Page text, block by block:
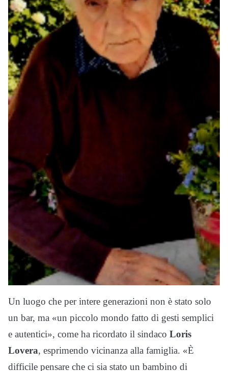
Un luogo che per intere generazioni non è stato solo
un bar, ma «un piccolo mondo fatto di gesti semplici
e autentici», come ha ricordato il sindaco Loris
Lovera, esprimendo vicinanza alla famiglia. «È
difficile pensare che ci sia stato un bambino di